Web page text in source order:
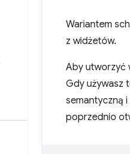
Wariantem
z widżetów.
Aby utworzyć
Gdy używasz
semantyczną
poprzednio